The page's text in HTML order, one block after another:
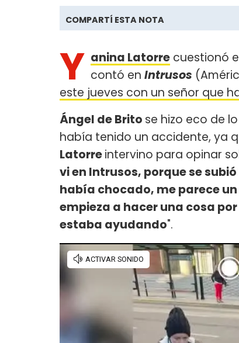
COMPARTÍ ESTA NOTA
Y anina Latorre cuestionó
contó en Intrusos
este jueves con un señor que
Ángel de Brito se hizo eco de
había tenido un accidente, ya
Latorreintervino para opinar
vi en Intrusos, porque se
había chocado, me parece
empieza a hacer una cosa
estaba ayudando".